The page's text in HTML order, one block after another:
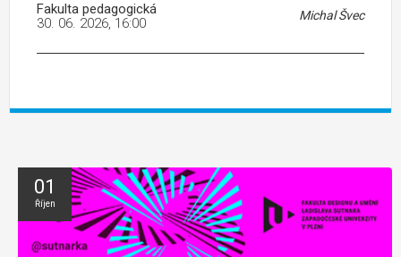
Fakulta pedagogická Michal Švec
30. 06. 2026, 16:00
01
Říjen